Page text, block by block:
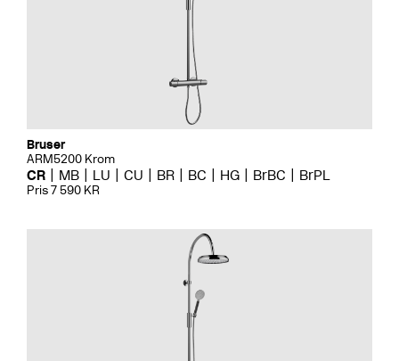
Bruser
ARM5200 Krom
CR MB LU CU BR BC HG BrBC BrPL
Pris 7 590 KR